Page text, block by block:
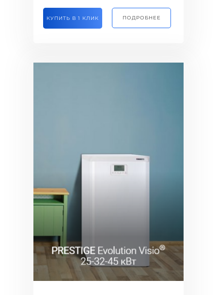
КУПИТЬ В 1 КЛИК ПОДРОБНЕЕ